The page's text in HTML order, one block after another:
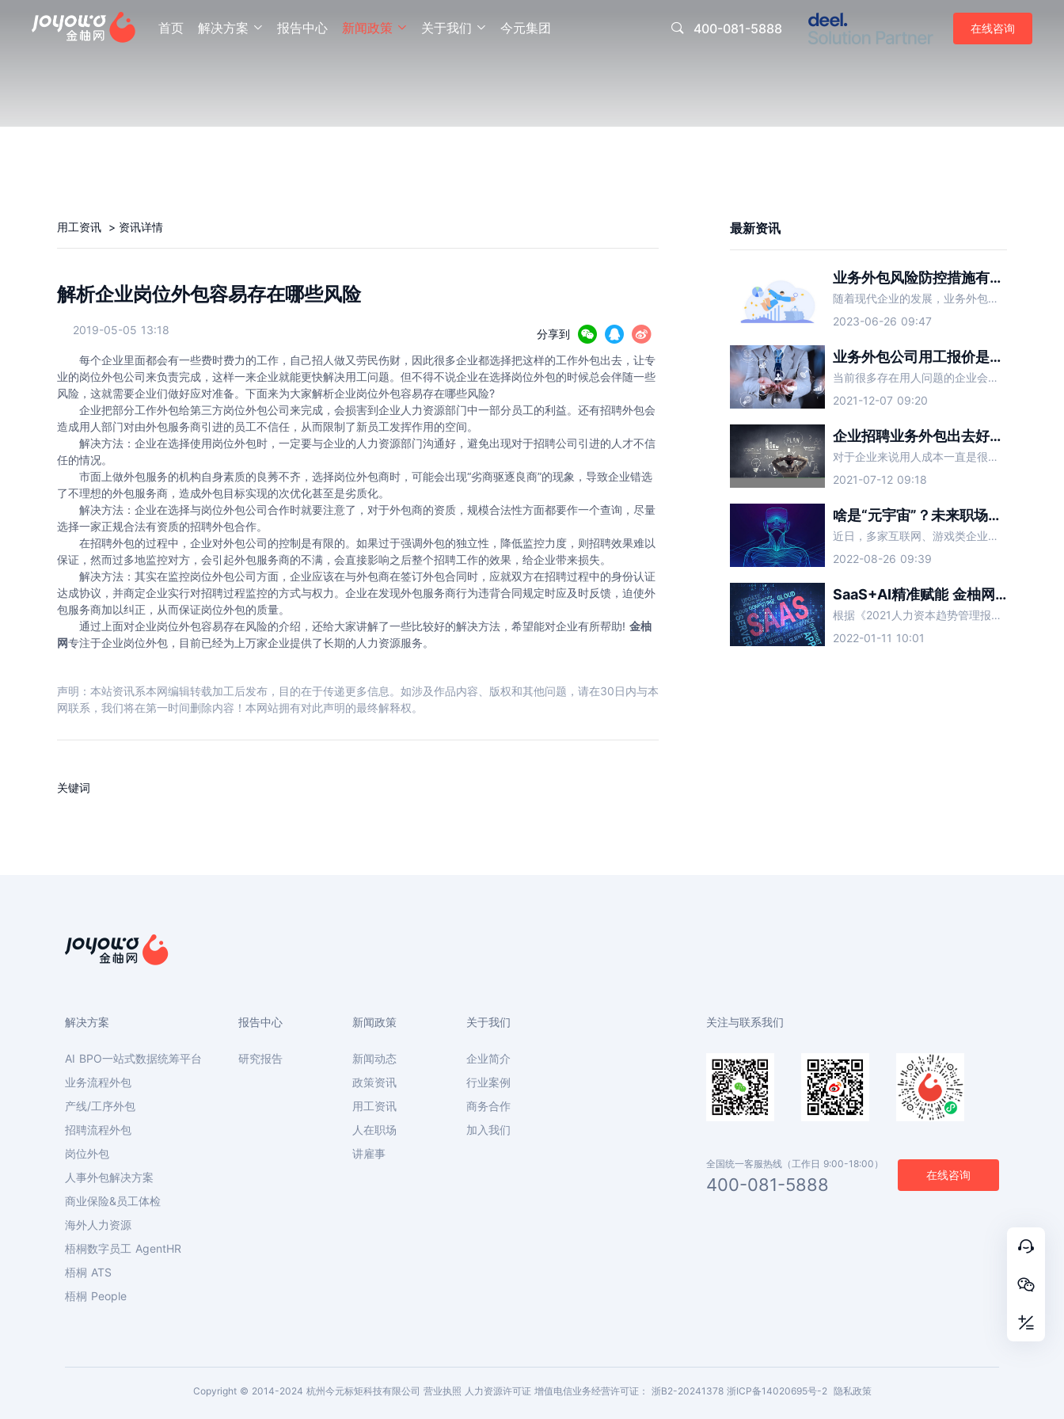



首页 解决方案  报告中心 新闻政策  关于我们  今元集团  400-081-5888 在线咨询
用工资讯 > 资讯详情
解析企业岗位外包容易存在哪些风险
2019-05-05 13:18 分享到   
每个企业里面都会有一些费时费力的工作，自己招人做又劳民伤财，因此很多企业都选择把这样的工作外包出去，让专
业的岗位外包公司来负责完成，这样一来企业就能更快解决用工问题。但不得不说企业在选择岗位外包的时候总会伴随一些
风险，这就需要企业们做好应对准备。下面来为大家解析企业岗位外包容易存在哪些风险?
企业把部分工作外包给第三方岗位外包公司来完成，会损害到企业人力资源部门中一部分员工的利益。还有招聘外包会
造成用人部门对由外包服务商引进的员工不信任，从而限制了新员工发挥作用的空间。
解决方法：企业在选择使用岗位外包时，一定要与企业的人力资源部门沟通好，避免出现对于招聘公司引进的人才不信
任的情况。
市面上做外包服务的机构自身素质的良莠不齐，选择岗位外包商时，可能会出现“劣商驱逐良商”的现象，导致企业错选
了不理想的外包服务商，造成外包目标实现的次优化甚至是劣质化。
解决方法：企业在选择与岗位外包公司合作时就要注意了，对于外包商的资质，规模合法性方面都要作一个查询，尽量
选择一家正规合法有资质的招聘外包合作。
在招聘外包的过程中，企业对外包公司的控制是有限的。如果过于强调外包的独立性，降低监控力度，则招聘效果难以
保证，然而过多地监控对方，会引起外包服务商的不满，会直接影响之后整个招聘工作的效果，给企业带来损失。
解决方法：其实在监控岗位外包公司方面，企业应该在与外包商在签订外包合同时，应就双方在招聘过程中的身份认证
达成协议，并商定企业实行对招聘过程监控的方式与权力。企业在发现外包服务商行为违背合同规定时应及时反馈，迫使外
包服务商加以纠正，从而保证岗位外包的质量。
通过上面对企业岗位外包容易存在风险的介绍，还给大家讲解了一些比较好的解决方法，希望能对企业有所帮助! 金柚
网专注于企业岗位外包，目前已经为上万家企业提供了长期的人力资源服务。
声明：本站资讯系本网编辑转载加工后发布，目的在于传递更多信息。如涉及作品内容、版权和其他问题，请在30日内与本
网联系，我们将在第一时间删除内容！本网站拥有对此声明的最终解释权。
关键词
最新资讯
业务外包风险防控措施有哪些？
随着现代企业的发展，业务外包渐渐成为了越来越多企业降低成本、提高效率的重要手段。然而，业务外包虽然给企业带来了不小的好处，但其也存在着一定的风险，如果不加以防范，可能会给企业带来不良影响。因此，企业在
2023-06-26 09:47
业务外包公司用工报价是多少？
当前很多存在用人问题的企业会采取业务外包的形式，这样能有效缓解用人难题，还可以帮企业节省不少的人力物力，当然找业务外包公司合作就会产生相应费用，这也是很多企业们比较关心的事。
2021-12-07 09:20
企业招聘业务外包出去好吗？
对于企业来说用人成本一直是很难解决的问题，如果单独找人来做招聘业务可以说是费时费力，因此大多数企业会直接找第三方人力资源公司合作，这就是我们所说的招聘业务外包服务，这样就会有企业担心靠不靠谱，下面让金
2021-07-12 09:18
啥是“元宇宙”？未来职场新的智能招聘趋势？
近日，多家互联网、游戏类企业透露，计划在近期扩大元宇宙人才招聘规模。薪资方面，业内人士称，普遍应届生的年薪能达到40万-50万元左右，10年经验的资深工程师年薪约为100万-200万元。在大厂屡屡
2022-08-26 09:39
SaaS+AI精准赋能 金柚网助力企业全面提高招聘效率
根据《2021人力资本趋势管理报告》显示，以大数据为核心要素的数字力量正在成为企业人力资源管理的底层支撑，且各种新形态产品层出不穷
2022-01-11 10:01
解决方案
AI BPO一站式数据统筹平台
业务流程外包
产线/工序外包
招聘流程外包
岗位外包
人事外包解决方案
商业保险&员工体检
海外人力资源
梧桐数字员工 AgentHR
梧桐 ATS
梧桐 People
报告中心
研究报告
新闻政策
新闻动态
政策资讯
用工资讯
人在职场
讲雇事
关于我们
企业简介
行业案例
商务合作
加入我们
关注与联系我们
全国统一客服热线（工作日 9:00-18:00）
400-081-5888 在线咨询
Copyright © 2014-2024 杭州今元标矩科技有限公司 营业执照 人力资源许可证 增值电信业务经营许可证： 浙B2-20241378 浙ICP备14020695号-2 隐私政策